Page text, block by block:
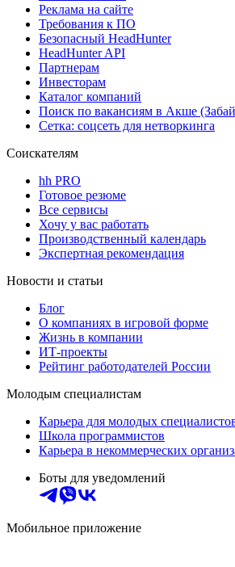
Реклама на сайте
Требования к ПО
Безопасный HeadHunter
HeadHunter API
Партнерам
Инвесторам
Каталог компаний
Поиск по вакансиям в Акше
Сетка: соцсеть для нетворкинга
Соискателям
hh PRO
Готовое резюме
Все сервисы
Хочу у вас работать
Производственный календарь
Экспертная рекомендация
Новости и статьи
Блог
О компаниях в игровой форме
Жизнь в компании
ИТ-проекты
Рейтинг работодателей России
Молодым специалистам
Карьера для молодых
Школа программистов
Карьера в некоммерческих
Боты для уведомлений
Мобильное приложение